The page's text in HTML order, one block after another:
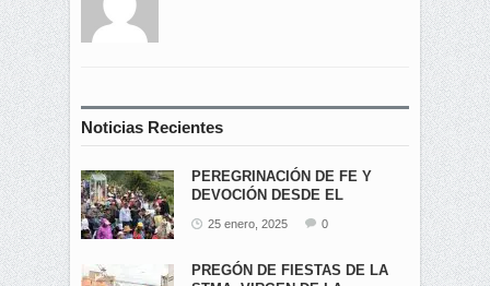
Noticias Recientes
PEREGRINACIÓN DE FE Y
DEVOCIÓN DESDE EL
25 enero, 2025 0
PREGÓN DE FIESTAS DE LA